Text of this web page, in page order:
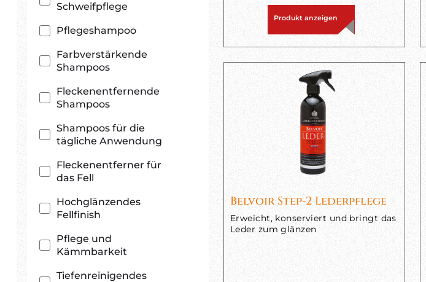
Schweifpflege
Pflegeshampoo
Farbverstärkende
Shampoos
Fleckenentfernende
Shampoos
Shampoos für die
tägliche Anwendung
Fleckenentferner für
das Fell
Hochglänzendes
Fellfinish
Pflege und
Kämmbarkeit
Tiefenreinigendes
Produkt anzeigen
Belvoir Step-2 Lederpflege
Erweicht, konserviert und bringt das
Leder zum glänzen